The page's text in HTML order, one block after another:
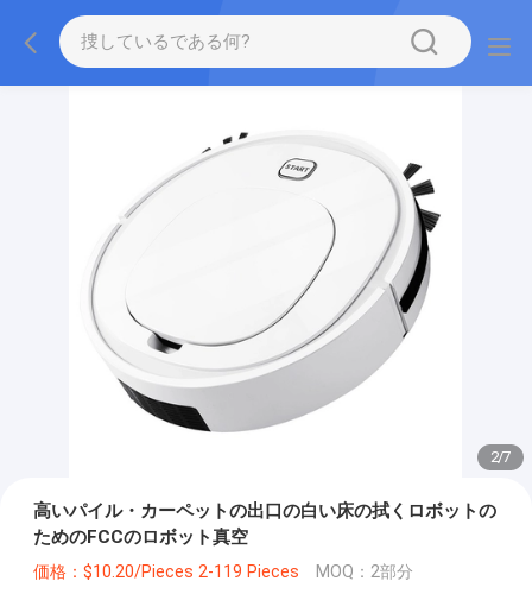
2/7
高いパイル・カーペットの出口の白い床の拭くロボットの
ためのFCCのロボット真空
価格：$10.20/Pieces 2-119 Pieces MOQ：2部分